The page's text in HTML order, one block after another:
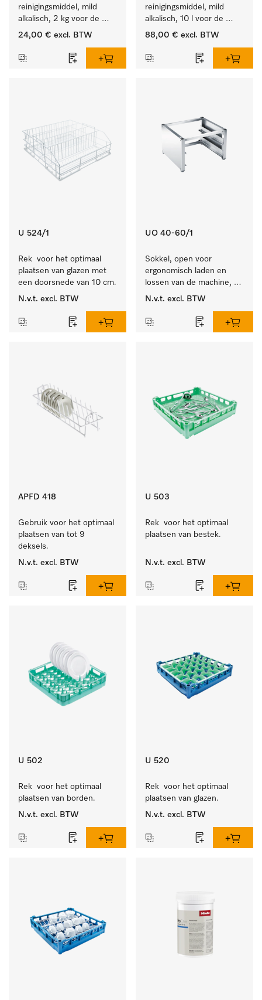
reinigingsmiddel, mild
alkalisch, 2 kg voor de
reiniging van sterk
bestek en glazen.
24,00 € excl. BTW
reinigingsmiddel, mild
alkalisch, 10 l voor de
reiniging van lichte
bestek en glazen.
88,00 € excl. BTW
U 524/1
Rek  voor het optimaal
plaatsen van glazen met
een doorsnede van 10 cm.
N.v.t. excl. BTW
UO 40-60/1
Sokkel, open voor
ergonomisch laden en
lossen van de machine,
hoogte 400 mm.
N.v.t. excl. BTW
APFD 418
Gebruik voor het optimaal
plaatsen van tot 9
deksels.
N.v.t. excl. BTW
U 503
Rek  voor het optimaal
plaatsen van bestek.
N.v.t. excl. BTW
U 502
Rek  voor het optimaal
plaatsen van borden.
N.v.t. excl. BTW
U 520
Rek  voor het optimaal
plaatsen van glazen.
N.v.t. excl. BTW